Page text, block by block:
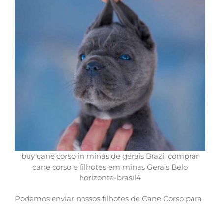
buy cane corso in minas de gerais Brazil comprar
cane corso e filhotes em minas Gerais Belo
horizonte-brasil4
Podemos enviar nossos filhotes de Cane Corso para